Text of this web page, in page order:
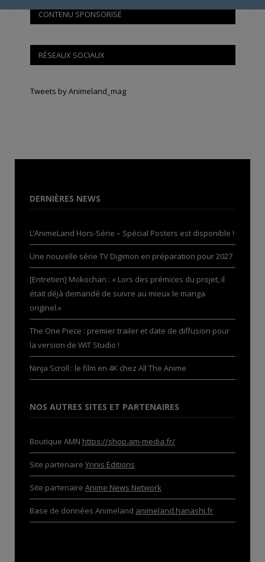
CONTENU SPONSORISÉ
RÉSEAUX SOCIAUX
Tweets by Animeland_mag
DERNIÈRES NEWS
L’AnimeLand Hors-Série – Spécial Posters est disponible !
Une nouvelle série TV Digimon en préparation pour 2027
[Entretien] Mokochan : « Lors des prémices du projet, il
était déjà demandé de suivre au mieux le manga
originel.»
The One Piece : premier trailer et date de diffusion pour
la version de WIT Studio !
Ninja Scroll : le film en 4K chez All The Anime
NOS AUTRES SITES ET PARTENAIRES
Boutique AMN https://shop.am-media.fr/
Site partenaire Ynnis Editions
Site partenaire Anime News Network
Base de données Animeland animeland.hanashi.fr